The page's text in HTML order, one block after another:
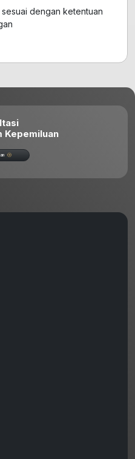
dengan ketentuan
Kepemiluan